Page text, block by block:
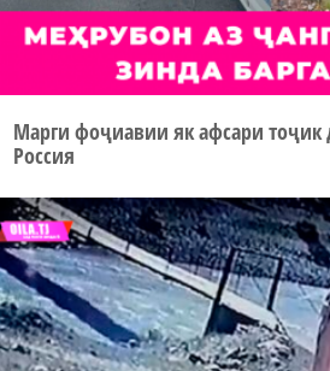
Марги фоҷиавии як афсари тоҷик
Россия